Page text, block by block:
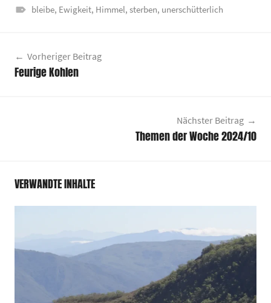
bleibe, Ewigkeit, Himmel, sterben, unerschütterlich
Vorheriger Beitrag
Feurige Kohlen
Nächster Beitrag
Themen der Woche 2024/10
VERWANDTE INHALTE